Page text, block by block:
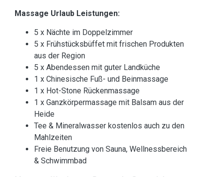
Massage Urlaub Leistungen:
5 x Nächte im Doppelzimmer
5 x Frühstücksbüffet mit frischen Produkten
aus der Region
5 x Abendessen mit guter Landküche
1 x Chinesische Fuß- und Beinmassage
1 x Hot-Stone Rückenmassage
1 x Ganzkörpermassage mit Balsam aus der
Heide
Tee & Mineralwasser kostenlos auch zu den
Mahlzeiten
Freie Benutzung von Sauna, Wellnessbereich
& Schwimmbad